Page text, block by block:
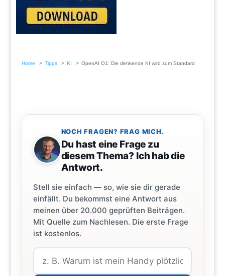
Home Tipps KI OpenAI O1: Die denkende KI wird zum Standard
NOCH FRAGEN? FRAG MICH.
Du hast eine Frage zu
diesem Thema? Ich hab die
Antwort.
Stell sie einfach — so, wie sie dir gerade
einfällt. Du bekommst eine Antwort aus
meinen über 20.000 geprüften Beiträgen.
Mit Quelle zum Nachlesen. Die erste Frage
ist kostenlos.